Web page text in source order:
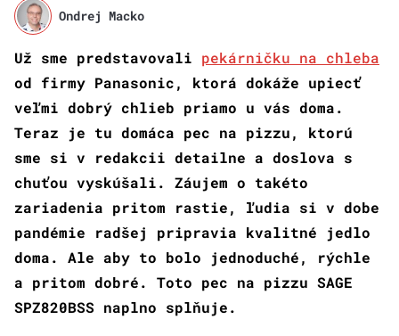
Ondrej Macko
Už sme predstavovali pekárničku na chleba
od firmy Panasonic, ktorá dokáže upiecť
veľmi dobrý chlieb priamo u vás doma.
Teraz je tu domáca pec na pizzu, ktorú
sme si v redakcii detailne a doslova s
chuťou vyskúšali. Záujem o takéto
zariadenia pritom rastie, ľudia si v dobe
pandémie radšej pripravia kvalitné jedlo
doma. Ale aby to bolo jednoduché, rýchle
a pritom dobré. Toto pec na pizzu SAGE
SPZ820BSS naplno splňuje.